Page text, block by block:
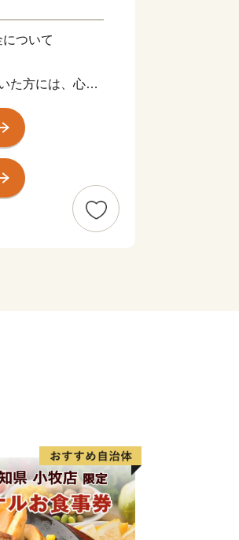
ついて
た方には、心ば
幸いです。
きます。